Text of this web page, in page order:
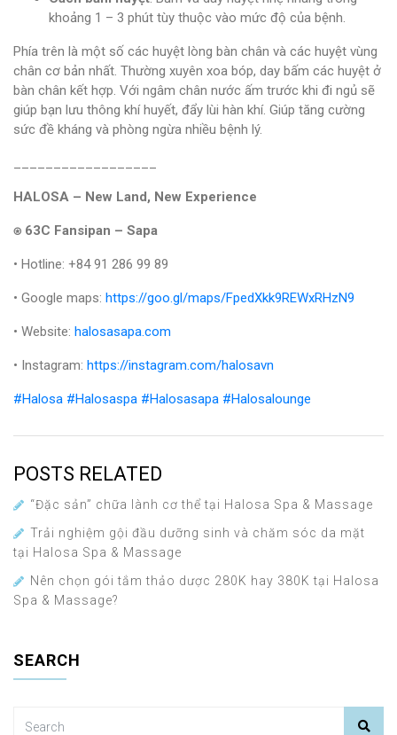
khoảng 1 – 3 phút tùy thuộc vào mức độ của bệnh.
Phía trên là một số các huyệt lòng bàn chân và các huyệt vùng
chân cơ bản nhất. Thường xuyên xoa bóp, day bấm các huyệt ở
bàn chân kết hợp. Với ngâm chân nước ấm trước khi đi ngủ sẽ
giúp bạn lưu thông khí huyết, đẩy lùi hàn khí. Giúp tăng cường
sức đề kháng và phòng ngừa nhiều bệnh lý.
HALOSA – New Land, New Experience
⍟ 63C Fansipan – Sapa
• Hotline: +84 91 286 99 89
• Google maps: https://goo.gl/maps/FpedXkk9REWxRHzN9
• Website: halosasapa.com
• Instagram: https://instagram.com/halosavn
#Halosa #Halosaspa #Halosasapa #Halosalounge
POSTS RELATED
“Đặc sản” chữa lành cơ thể tại Halosa Spa & Massage
Trải nghiệm gội đầu dưỡng sinh và chăm sóc da mặt
tại Halosa Spa & Massage
Nên chọn gói tắm thảo dược 280K hay 380K tại Halosa
Spa & Massage?
SEARCH